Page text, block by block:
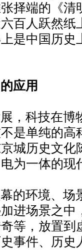
择端的《清
百人跃然纸
是中国历史
的应用
，科技在博
是单纯的高
城历史文化
电为一体
的环境、场
进场景之中
等，放置
事件、历史